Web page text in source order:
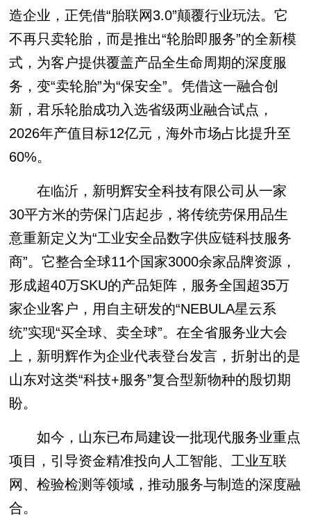
造企业，正凭借“胎联网3.0”颠覆行业玩法。它
不再只卖轮胎，而是推出“轮胎即服务”的全新模
式，为客户提供覆盖产品全生命周期的深度服
务，变“卖轮胎”为“保安全”。凭借这一融合创
新，君乐轮胎成功入选省级两业融合试点，
2026年产值目标12亿元，海外市场占比提升至
60%。
在临沂，新明辉安全科技有限公司从一家
30平方米的劳保门店起步，将传统劳保用品生
意重新定义为“工业安全品数字供应链科技服务
商”。它整合全球11个国家3000余家品牌资源，
形成超40万SKU的产品矩阵，服务全国超35万
家企业客户，用自主研发的“NEBULA星云系
统”实现“买全球、卖全球”。在全省服务业大会
上，新明辉作为企业代表登台发言，折射出的是
山东对这类“科技+服务”复合型新物种的殷切期
盼。
如今，山东已布局建设一批现代服务业重点
项目，引导资金精准投向人工智能、工业互联
网、检验检测等领域，推动服务与制造的深度融
合。